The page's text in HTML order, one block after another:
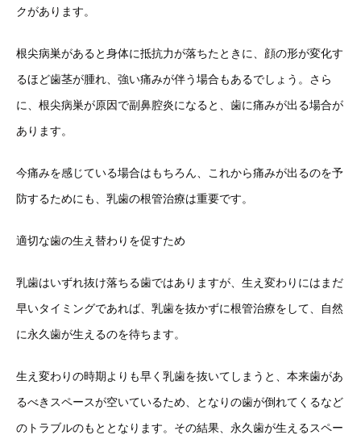
クがあります。
根尖病巣があると身体に抵抗力が落ちたときに、顔の形が変化す
るほど歯茎が腫れ、強い痛みが伴う場合もあるでしょう。さら
に、根尖病巣が原因で副鼻腔炎になると、歯に痛みが出る場合が
あります。
今痛みを感じている場合はもちろん、これから痛みが出るのを予
防するためにも、乳歯の根管治療は重要です。
適切な歯の生え替わりを促すため
乳歯はいずれ抜け落ちる歯ではありますが、生え変わりにはまだ
早いタイミングであれば、乳歯を抜かずに根管治療をして、自然
に永久歯が生えるのを待ちます。
生え変わりの時期よりも早く乳歯を抜いてしまうと、本来歯があ
るべきスペースが空いているため、となりの歯が倒れてくるなど
のトラブルのもととなります。その結果、永久歯が生えるスペー